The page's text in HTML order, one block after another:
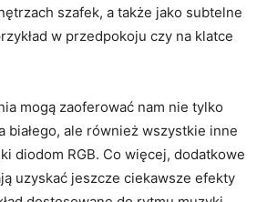
szafek, a także jako subtelne
w przedpokoju czy na klatce
mogą zaoferować nam nie tylko
białego, ale również wszystkie inne
diodom RGB. Co więcej, dodatkowe
uzyskać jeszcze ciekawsze efekty